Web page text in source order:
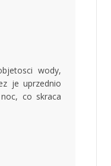
wody,
je uprzednio
co skraca